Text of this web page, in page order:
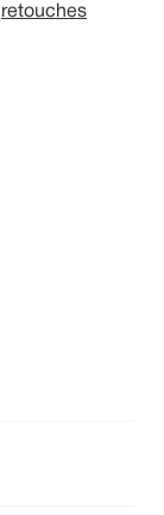
retouches